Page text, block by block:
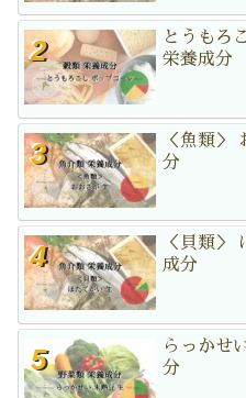
とうもろ
栄養成分
＜魚類＞
分
＜貝類＞
成分
らっかせ
分